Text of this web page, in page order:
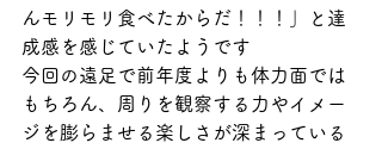
んモリモリ食べたからだ！！！」と達
成感を感じていたようです
今回の遠足で前年度よりも体力面では
もちろん、周りを観察する力やイメー
ジを膨らませる楽しさが深まっている